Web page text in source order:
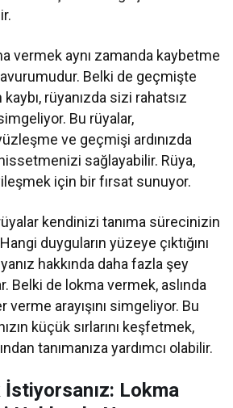
vermek aynı zamanda kaybetme
Belki de geçmişte
rüyanızda sizi rahatsız
Bu rüyalar,
ve geçmişi ardınızda
hissetmenizi sağlayabilir. Rüya,
için bir fırsat sunuyor.
kendinizi tanıma sürecinizin
duyguların yüzeye çıktığını
hakkında daha fazla şey
Belki de lokma vermek, aslında
arayışını simgeliyor. Bu
küçük sırlarını keşfetmek,
tanımanıza yardımcı olabilir.
İstiyorsanız: Lokma